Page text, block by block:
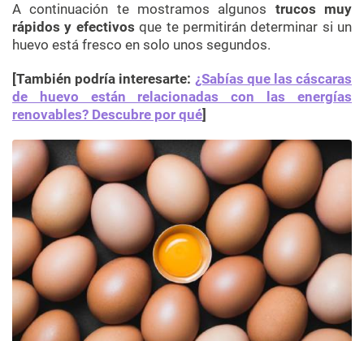
A continuación te mostramos algunos trucos muy
rápidos y efectivos que te permitirán determinar si un
huevo está fresco en solo unos segundos.
[También podría interesarte: ¿Sabías que las cáscaras
de huevo están relacionadas con las energías
renovables? Descubre por qué]